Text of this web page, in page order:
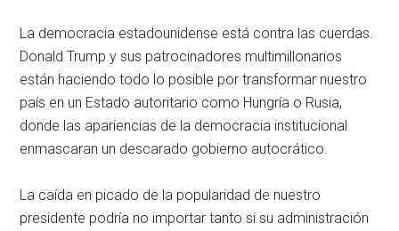
La democracia estadounidense está contra las cuerdas.
Donald Trump y sus patrocinadores multimillonarios
están haciendo todo lo posible por transformar nuestro
país en un Estado autoritario como Hungría o Rusia,
donde las apariencias de la democracia institucional
enmascaran un descarado gobierno autocrático.
La caída en picado de la popularidad de nuestro
presidente podría no importar tanto si su administración